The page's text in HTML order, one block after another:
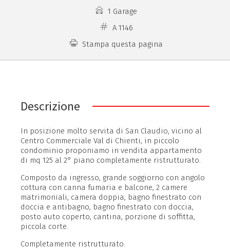
1 Garage
A 1146
Stampa questa pagina
Descrizione
In posizione molto servita di San Claudio, vicino al
Centro Commerciale Val di Chienti, in piccolo
condominio proponiamo in vendita appartamento
di mq 125 al 2° piano completamente ristrutturato.
Composto da ingresso, grande soggiorno con angolo
cottura con canna fumaria e balcone, 2 camere
matrimoniali, camera doppia, bagno finestrato con
doccia e antibagno, bagno finestrato con doccia,
posto auto coperto, cantina, porzione di soffitta,
piccola corte.
Completamente ristrutturato.